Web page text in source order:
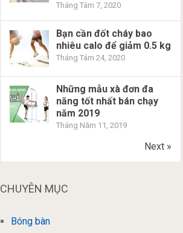
Tháng Tám 7, 2020
Bạn cần đốt cháy bao
nhiêu calo để giảm 0.5 kg
Tháng Tám 24, 2020
Những mẫu xà đơn đa
năng tốt nhất bán chạy
năm 2019
Tháng Năm 11, 2019
Next »
CHUYÊN MỤC
Bóng bàn